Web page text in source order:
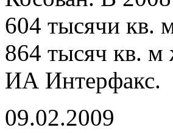
604 тысячи кв.
864 тысяч кв. м
ИА Интерфакс.
09.02.2009